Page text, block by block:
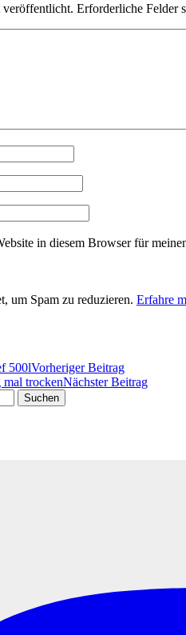
Erforderliche Felder
in diesem Browser für
um Spam zu reduzieren. Erfahre
500lVorheriger Beitrag
trockenNächster Beitrag